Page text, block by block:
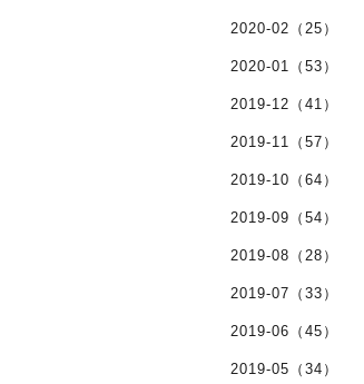
2020-02（25）
2020-01（53）
2019-12（41）
2019-11（57）
2019-10（64）
2019-09（54）
2019-08（28）
2019-07（33）
2019-06（45）
2019-05（34）